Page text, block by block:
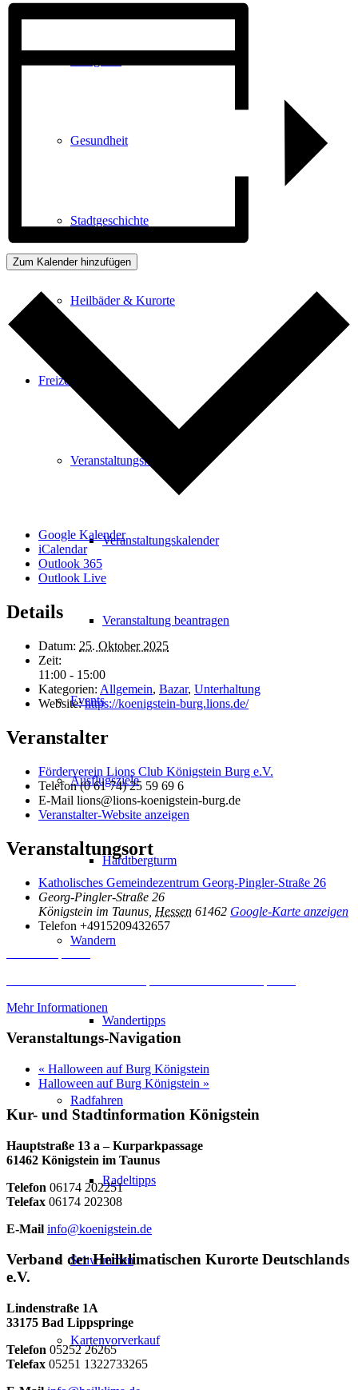
Gesundheit
Stadtgeschichte
Heilbäder & Kurorte
Freizeit
Veranstaltungskalender
Veranstaltungskalender
Veranstaltung beantragen
Events
Ausflugsziele
Hardtbergturm
Wandern
Wandertipps
Radfahren
Radeltipps
Schwimmen
Kartenvorverkauf
Zum Kalender hinzufügen
Google Kalender
iCalendar
Outlook 365
Outlook Live
Details
Datum: 25. Oktober 2025
Zeit:
11:00 - 15:00
Kategorien: Allgemein, Bazar, Unterhaltung
Website: https://koenigstein-burg.lions.de/
Veranstalter
Förderverein Lions Club Königstein Burg e.V.
Telefon(0 61 74) 25 59 69 6
E-Mail lions@lions-koenigstein-burg.de
Veranstalter-Website anzeigen
Veranstaltungsort
Katholisches Gemeindezentrum Georg-Pingler-Straße 26
Georg-Pingler-Straße 26
Königstein im Taunus Hessen 61462 Google-Karte anzeigen
Telefon +4915209432657
Mehr Informationen
Veranstaltungs-Navigation
« Halloween auf Burg Königstein
Halloween auf Burg Königstein »
Kur- und Stadtinformation Königstein
Hauptstraße 13 a – Kurparkpassage
61462 Königstein im Taunus
Telefon 06174 202251
Telefax 06174 202308
E-Mail info@koenigstein.de
Verband der Heilklimatischen Kurorte Deutschlands
e.V.
Lindenstraße 1A
33175 Bad Lippspringe
Telefon 05252 26265
Telefax 05251 1322733265